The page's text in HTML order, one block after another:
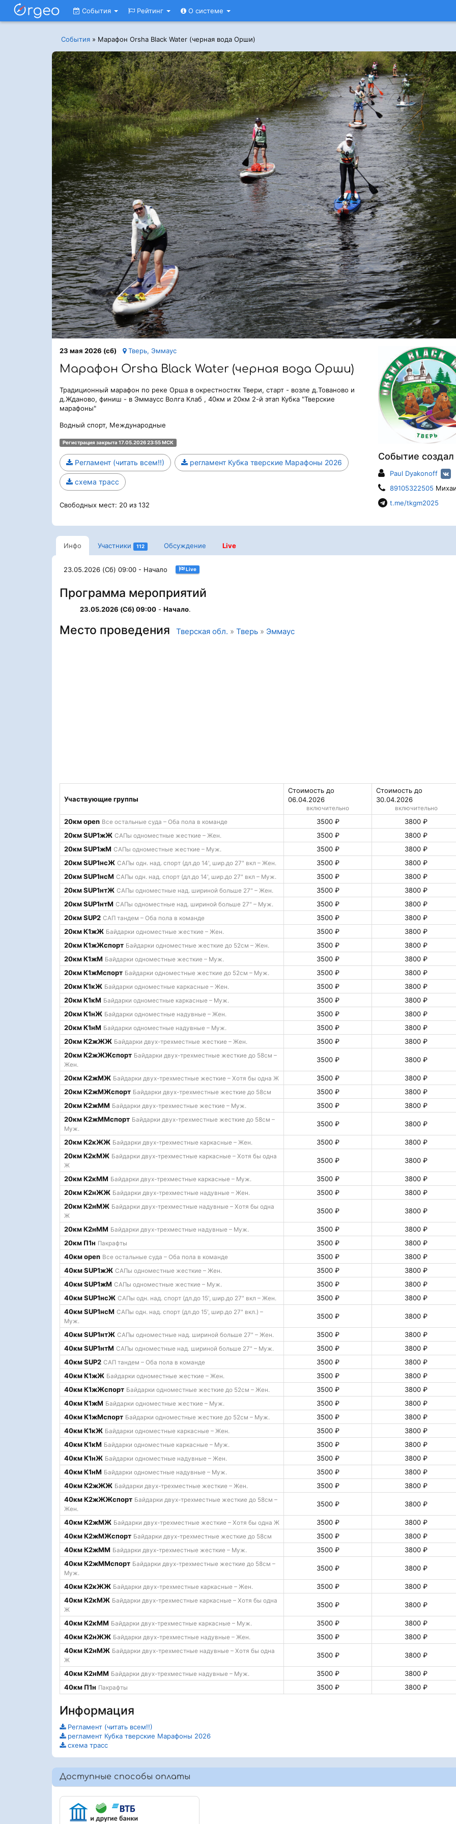
События Рейтинг О системе
События » Марафон Orsha Black Water (черная вода Орши)
Событие создал
Paul Dyakonoff
89105322505
t.me/tkgm2025
23 мая 2026 (сб) Тверь, Эммаус
Марафон Orsha Black Water (черная вода Орши)
Традиционный марафон по реке Орша в окрестностях Твери, старт - возле д.Тованово и
д.Жданово, финиш - в Эммаусс Волга Клаб , 40км и 20км 2-й этап Кубка "Тверские
марафоны"
Водный спорт, Международные
Регистрация закрыта 17.05.2026 23:55 МСК
Регламент (читать всем!!) регламент Кубка тверские Марафоны 2026
схема трасс
Свободных мест: 20 из 132
Инфо Участники 112 Обсуждение Live
23.05.2026 (Сб) 09:00 - Начало Live
Программа мероприятий
23.05.2026 (Сб) 09:00 - Начало.
Место проведения Тверская обл. » Тверь » Эммаус
Участвующие группы
Стоимость до
06.04.2026
включительно
Стоимость до
30.04.2026
включительно
20км open Все остальные суда – Оба пола в команде 3500 ₽
3800 ₽
20км SUP1жЖ САПы одноместные жесткие – Жен. 3500 ₽
3800 ₽
20км SUP1жМ САПы одноместные жесткие – Муж. 3500 ₽
3800 ₽
20км SUP1нcЖ САПы одн. над. спорт (дл.до 14', шир.до 27" вкл – Жен. 3500 ₽
3800 ₽
20км SUP1нcМ САПы одн. над. спорт (дл.до 14', шир.до 27" вкл – Муж. 3500 ₽
3800 ₽
20км SUP1нтЖ САПы одноместные над. шириной больше 27" – Жен. 3500 ₽
3800 ₽
20км SUP1нтМ САПы одноместные над. шириной больше 27" – Муж. 3500 ₽
3800 ₽
20км SUP2 САП тандем – Оба пола в команде 3500 ₽
3800 ₽
20км К1жЖ Байдарки одноместные жесткие – Жен. 3500 ₽
3800 ₽
20км К1жЖспорт Байдарки одноместные жесткие до 52см – Жен. 3500 ₽
3800 ₽
20км К1жМ Байдарки одноместные жесткие – Муж. 3500 ₽
3800 ₽
20км К1жМспорт Байдарки одноместные жесткие до 52см – Муж. 3500 ₽
3800 ₽
20км К1кЖ Байдарки одноместные каркасные – Жен. 3500 ₽
3800 ₽
20км К1кМ Байдарки одноместные каркасные – Муж. 3500 ₽
3800 ₽
20км К1нЖ Байдарки одноместные надувные – Жен. 3500 ₽
3800 ₽
20км К1нМ Байдарки одноместные надувные – Муж. 3500 ₽
3800 ₽
20км К2жЖЖ Байдарки двух-трехместные жесткие – Жен. 3500 ₽
3800 ₽
20км К2жЖЖспорт Байдарки двух-трехместные жесткие до 58см –
Жен.
3500 ₽ 3800 ₽
20км К2жМЖ Байдарки двух-трехместные жесткие – Хотя бы одна Ж 3500 ₽
3800 ₽
20км К2жМЖспорт Байдарки двух-трехместные жесткие до 58см 3500 ₽
3800 ₽
20км К2жММ Байдарки двух-трехместные жесткие – Муж. 3500 ₽
3800 ₽
20км К2жММспорт Байдарки двух-трехместные жесткие до 58см –
Муж.
3500 ₽ 3800 ₽
20км К2кЖЖ Байдарки двух-трехместные каркасные – Жен. 3500 ₽
3800 ₽
20км К2кМЖ Байдарки двух-трехместные каркасные – Хотя бы одна
Ж
3500 ₽ 3800 ₽
20км К2кММ Байдарки двух-трехместные каркасные – Муж. 3500 ₽
3800 ₽
20км К2нЖЖ Байдарки двух-трехместные надувные – Жен. 3500 ₽
3800 ₽
20км К2нМЖ Байдарки двух-трехместные надувные – Хотя бы одна
Ж
3500 ₽ 3800 ₽
20км К2нММ Байдарки двух-трехместные надувные – Муж. 3500 ₽
3800 ₽
20км П1н Пакрафты 3500 ₽
3800 ₽
40км open Все остальные суда – Оба пола в команде 3500 ₽
3800 ₽
40км SUP1жЖ САПы одноместные жесткие – Жен. 3500 ₽
3800 ₽
40км SUP1жМ САПы одноместные жесткие – Муж. 3500 ₽
3800 ₽
40км SUP1нcЖ САПы одн. над. спорт (дл.до 15', шир.до 27" вкл – Жен. 3500 ₽
3800 ₽
40км SUP1нcМ САПы одн. над. спорт (дл.до 15', шир.до 27" вкл.) –
Муж.
3500 ₽ 3800 ₽
40км SUP1нтЖ САПы одноместные над. шириной больше 27" – Жен. 3500 ₽
3800 ₽
40км SUP1нтМ САПы одноместные над. шириной больше 27" – Муж. 3500 ₽
3800 ₽
40км SUP2 САП тандем – Оба пола в команде 3500 ₽
3800 ₽
40км К1жЖ Байдарки одноместные жесткие – Жен. 3500 ₽
3800 ₽
40км К1жЖспорт Байдарки одноместные жесткие до 52см – Жен. 3500 ₽
3800 ₽
40км К1жМ Байдарки одноместные жесткие – Муж. 3500 ₽
3800 ₽
40км К1жМспорт Байдарки одноместные жесткие до 52см – Муж. 3500 ₽
3800 ₽
40км К1кЖ Байдарки одноместные каркасные – Жен. 3500 ₽
3800 ₽
40км К1кМ Байдарки одноместные каркасные – Муж. 3500 ₽
3800 ₽
40км К1нЖ Байдарки одноместные надувные – Жен. 3500 ₽
3800 ₽
40км К1нМ Байдарки одноместные надувные – Муж. 3500 ₽
3800 ₽
40км К2жЖЖ Байдарки двух-трехместные жесткие – Жен. 3500 ₽
3800 ₽
40км К2жЖЖспорт Байдарки двух-трехместные жесткие до 58см –
Жен.
3500 ₽ 3800 ₽
40км К2жМЖ Байдарки двух-трехместные жесткие – Хотя бы одна Ж 3500 ₽
3800 ₽
40км К2жМЖспорт Байдарки двух-трехместные жесткие до 58см 3500 ₽
3800 ₽
40км К2жММ Байдарки двух-трехместные жесткие – Муж. 3500 ₽
3800 ₽
40км К2жММспорт Байдарки двух-трехместные жесткие до 58см –
Муж.
3500 ₽ 3800 ₽
40км К2кЖЖ Байдарки двух-трехместные каркасные – Жен. 3500 ₽
3800 ₽
40км К2кМЖ Байдарки двух-трехместные каркасные – Хотя бы одна
Ж
3500 ₽ 3800 ₽
40км К2кММ Байдарки двух-трехместные каркасные – Муж. 3500 ₽
3800 ₽
40км К2нЖЖ Байдарки двух-трехместные надувные – Жен. 3500 ₽
3800 ₽
40км К2нМЖ Байдарки двух-трехместные надувные – Хотя бы одна
Ж
3500 ₽ 3800 ₽
40км К2нММ Байдарки двух-трехместные надувные – Муж. 3500 ₽
3800 ₽
40км П1н Пакрафты 3500 ₽ 3800 ₽
Информация
Регламент (читать всем!!)
регламент Кубка тверские Марафоны 2026
схема трасс
Доступные способы оплаты